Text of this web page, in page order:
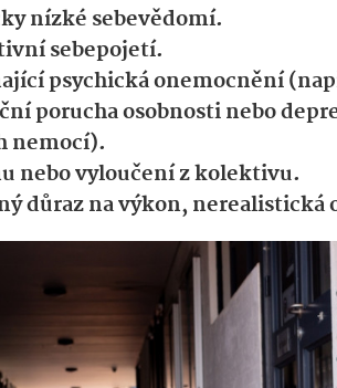
nízké sebevědomí.
sebepojetí.
psychická onemocnění
porucha osobnosti nebo
nemocí).
nebo vyloučení z kolektivu.
důraz na výkon, nerealistická